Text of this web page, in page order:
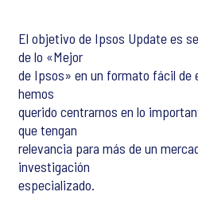
El objetivo de Ipsos Update es
de lo «Mejor
de Ipsos» en un formato fácil de
hemos
querido centrarnos en lo
que tengan
relevancia para más de un
investigación
especializado.